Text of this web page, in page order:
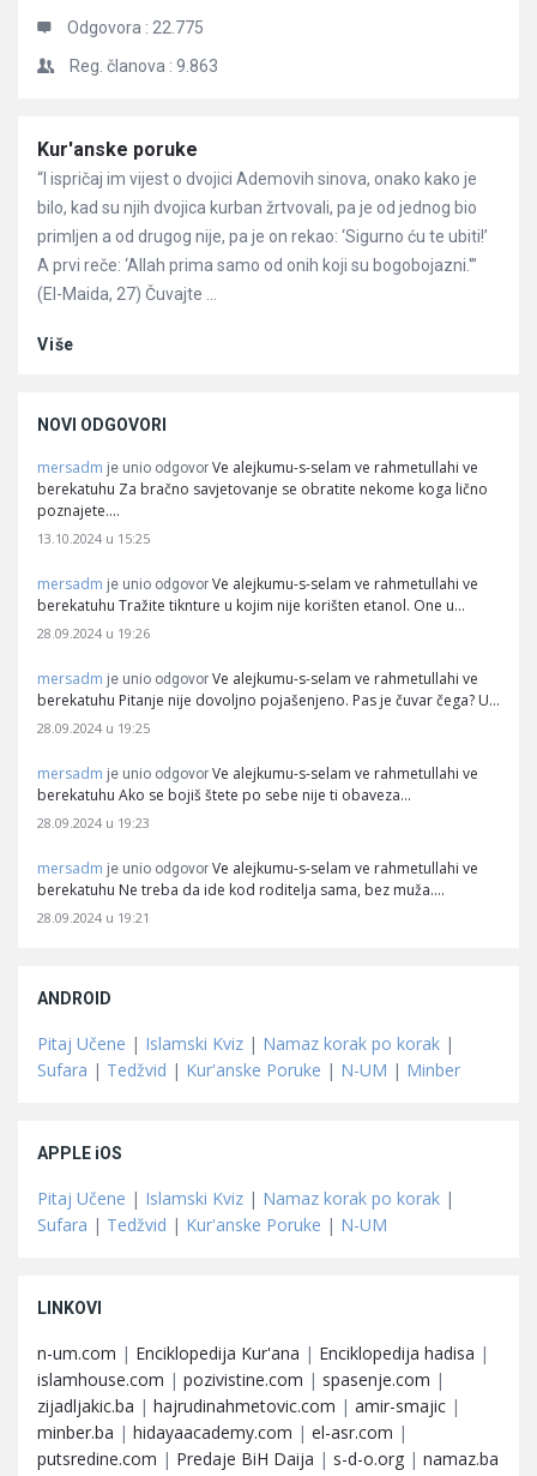
Odgovora : 22.775
Reg. članova : 9.863
Članci
Kur'anske poruke
“I ispričaj im vijest o dvojici Ademovih sinova, onako kako je
bilo, kad su njih dvojica kurban žrtvovali, pa je od jednog bio
primljen a od drugog nije, pa je on rekao: ‘Sigurno ću te ubiti!’
A prvi reče: ‘Allah prima samo od onih koji su bogobojazni.'”
(El-Maida, 27) Čuvajte ...
Više
NOVI ODGOVORI
mersadm je unio odgovor Ve alejkumu-s-selam ve rahmetullahi ve
berekatuhu Za bračno savjetovanje se obratite nekome koga lično
poznajete.…
13.10.2024 u 15:25
mersadm je unio odgovor Ve alejkumu-s-selam ve rahmetullahi ve
berekatuhu Tražite tiknture u kojim nije korišten etanol. One u…
28.09.2024 u 19:26
mersadm je unio odgovor Ve alejkumu-s-selam ve rahmetullahi ve
berekatuhu Pitanje nije dovoljno pojašenjeno. Pas je čuvar čega? U…
28.09.2024 u 19:25
mersadm je unio odgovor Ve alejkumu-s-selam ve rahmetullahi ve
berekatuhu Ako se bojiš štete po sebe nije ti obaveza…
28.09.2024 u 19:23
mersadm je unio odgovor Ve alejkumu-s-selam ve rahmetullahi ve
berekatuhu Ne treba da ide kod roditelja sama, bez muža.…
28.09.2024 u 19:21
ANDROID
Pitaj Učene | Islamski Kviz | Namaz korak po korak |
Sufara | Tedžvid | Kur'anske Poruke | N-UM | Minber
APPLE iOS
Pitaj Učene | Islamski Kviz | Namaz korak po korak |
Sufara | Tedžvid | Kur'anske Poruke | N-UM
LINKOVI
n-um.com | Enciklopedija Kur'ana | Enciklopedija hadisa |
islamhouse.com | pozivistine.com | spasenje.com |
zijadljakic.ba | hajrudinahmetovic.com | amir-smajic |
minber.ba | hidayaacademy.com | el-asr.com |
putsredine.com | Predaje BiH Daija | s-d-o.org | namaz.ba